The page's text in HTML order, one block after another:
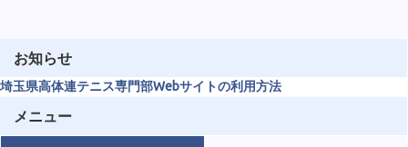
お知らせ
埼玉県高体連テニス専門部Webサイトの利用方法
メニュー